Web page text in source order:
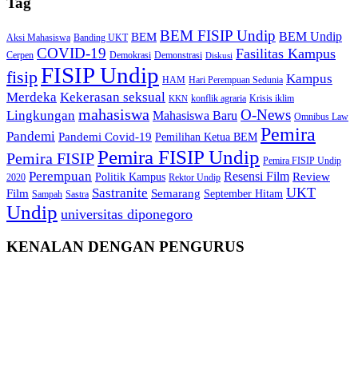
Aksi Mahasiswa Banding UKT BEM BEM FISIP Undip BEM Undip
Cerpen COVID-19 Demokrasi Demonstrasi Diskusi Fasilitas Kampus
fisipFISIP Undip HAM Hari Perempuan Sedunia Kampus
Merdeka Kekerasan seksual KKN konflik agraria Krisis iklim
Lingkungan mahasiswa Mahasiswa Baru O-News Omnibus Law
Pandemi Pandemi Covid-19 Pemilihan Ketua BEM Pemira
Pemira FISIPPemira FISIP Undip Pemira FISIP Undip
2020 Perempuan Politik Kampus Rektor Undip Resensi Film Review
Film Sampah Sastra Sastranite Semarang September Hitam UKT
Undip universitas diponegoro
KENALAN DENGAN PENGURUS